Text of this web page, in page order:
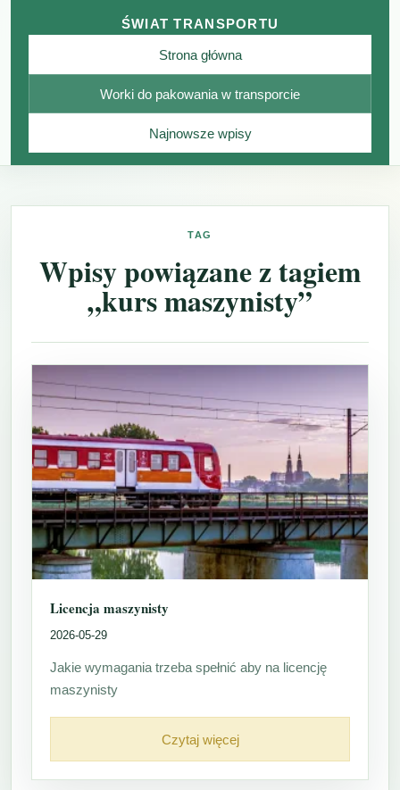
ŚWIAT TRANSPORTU
Strona główna
Worki do pakowania w transporcie
Najnowsze wpisy
TAG
Wpisy powiązane z tagiem
„kurs maszynisty”
Licencja maszynisty
2026-05-29
Jakie wymagania trzeba spełnić aby na licencję
maszynisty
Czytaj więcej